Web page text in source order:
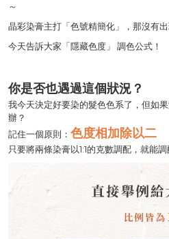
～
晶彩染膏主打「色號精簡化」，那沒有
今天告訴大家「隱藏色度」 調色公式！
你是否也遇過這個狀況？
我今天決定好要染的髮色色系了，但如
辦？
記住一個原則： 色度相加除以二
只要將兩條染膏以1:1的克數調配，就能